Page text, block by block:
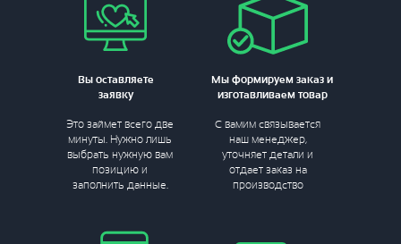
Это займет всего две
минуты. Нужно лишь
выбрать нужную вам
позицию и
заполнить данные.
Вы оставляете
заявку
Мы формируем заказ и
изготавливаем товар
С вамим связывается
наш менеджер,
уточняет детали и
отдает заказ на
производство